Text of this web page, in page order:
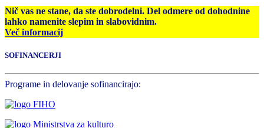
Nič vas ne stane, da ste dobrodelni. Del odmere od dohodnine
lahko namenite slepim in slabovidnim.
Več informacij
SOFINANCERJI
Programe in delovanje sofinancirajo: